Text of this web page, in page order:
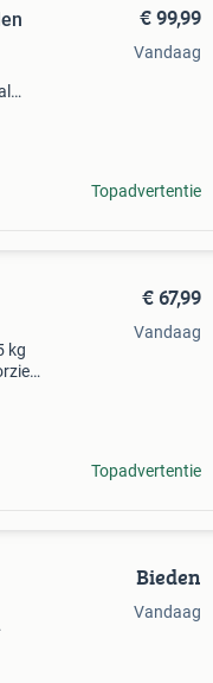
€ 99,99
Vandaag
Topadvertentie
kg
€ 67,99
Vandaag
Topadvertentie
Bieden
Vandaag